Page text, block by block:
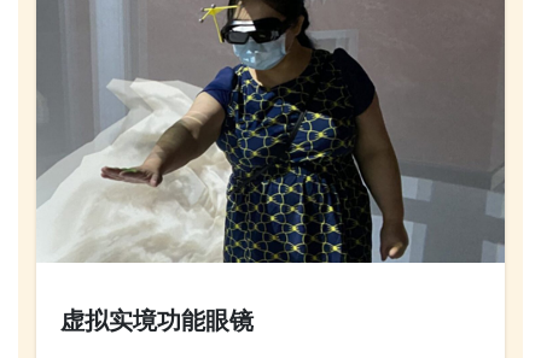
虚拟实境功能眼镜